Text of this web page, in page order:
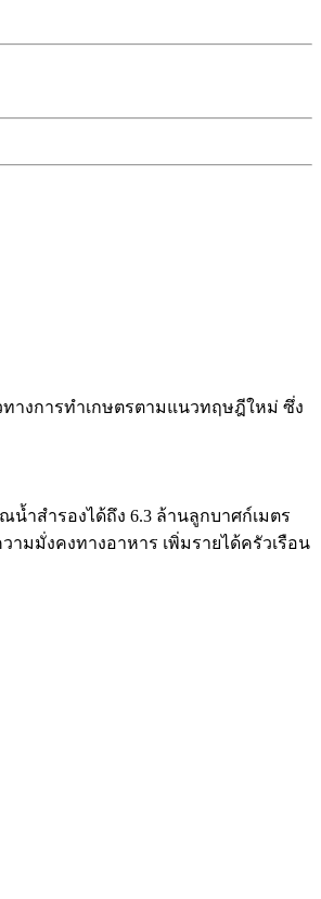
างการทำเกษตรตามแนวทฤษฎีใหม่ ซึ่ง
ำสำรองได้ถึง 6.3 ล้านลูกบาศก์เมตร
มมั่งคงทางอาหาร เพิ่มรายได้ครัวเรือน